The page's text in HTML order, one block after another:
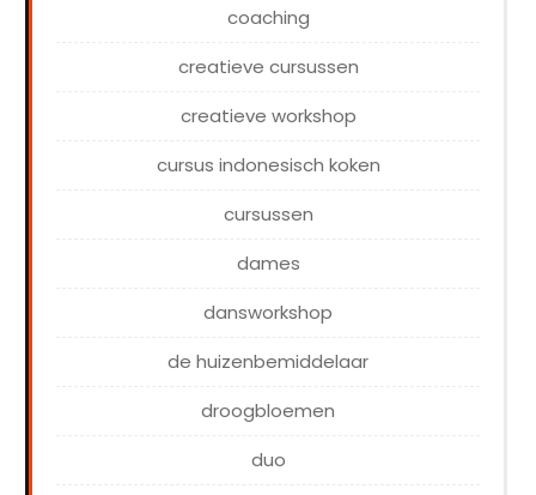
coaching
creatieve cursussen
creatieve workshop
cursus indonesisch koken
cursussen
dames
dansworkshop
de huizenbemiddelaar
droogbloemen
duo